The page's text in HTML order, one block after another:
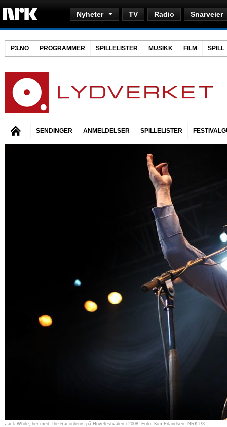
Nyheter TV Radio Snarveier
P3.NO PROGRAMMER SPILLELISTER MUSIKK FILM SPILL
SENDINGER ANMELDELSER SPILLELISTER
Jack White, her med The Raconteurs på Hovefestivalen i 2008. Foto: Kim Erlandsen, NRK P3.